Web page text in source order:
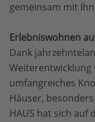
gemeinsam mit
Erlebniswohnen
Dank
Weiterentwicklung
umfangreiches
Häuser,
HAUS hat sich auf